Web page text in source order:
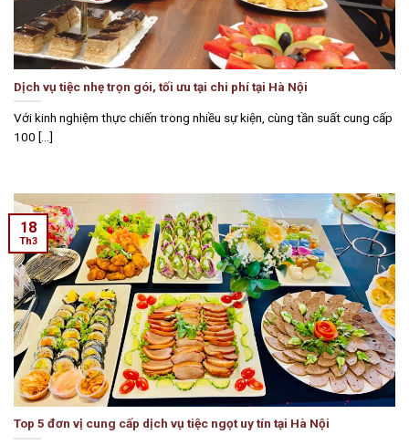
Dịch vụ tiệc nhẹ trọn gói, tối ưu tại chi phí tại Hà Nội
Với kinh nghiệm thực chiến trong nhiều sự kiện, cùng tần suất cung cấp
100 [...]
Top 5 đơn vị cung cấp dịch vụ tiệc ngọt uy tín tại Hà Nội
18
Th3